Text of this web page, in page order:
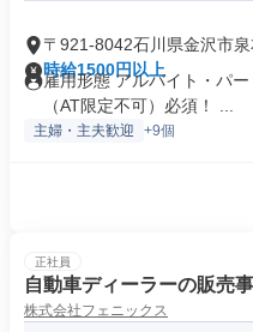
〒921-8042石川県金沢市
時給1500円以上
雇用形態 アルバイト・パ
（AT限定不可）必須！ ...
主婦・主夫歓迎 +9個
正社員
自動車ディーラーの販売
株式会社フェニックス